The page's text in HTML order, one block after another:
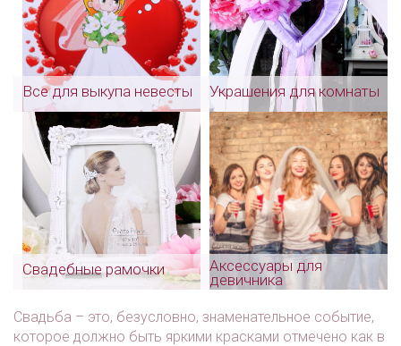
Все для выкупа невесты Украшения для комнаты
Свадебные рамочки
Аксессуары для
девичника
Свадьба – это, безусловно, знаменательное событие,
которое должно быть яркими красками отмечено как в